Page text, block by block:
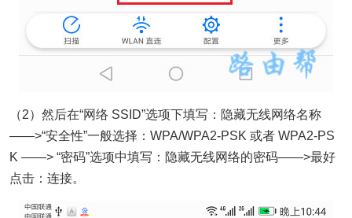
（2）然后在“网络 SSID”选项下填写：隐藏无线网络名称
——>“安全性”一般选择：WPA/WPA2-PSK 或者 WPA2-PS
K ——> “密码”选项中填写：隐藏无线网络的密码——>最好
点击：连接。